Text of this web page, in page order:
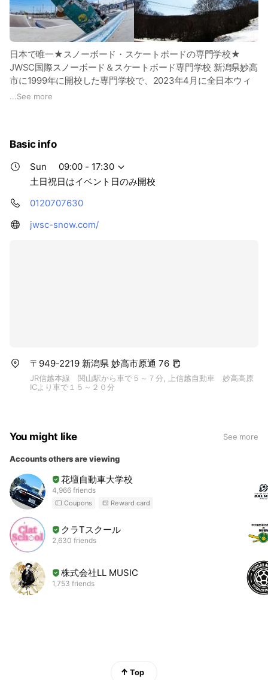
日本で唯一★スノーボード・スケートボードの専門学校★
JWSC国際スノーボード＆スケートボード専門学校 新潟県妙高
市に1999年に開校した専門学校で、2023年4月に全日本ウィ
ンタースポーツ専門学校から校名変更しました。
を、友だち限定で配信しています (･ิω･ิ)！
...See more
Basic info
Sun
09:00 - 17:30
土日祝日はイベント日のみ開校
0120707630
jwsc-snow.com/
〒949-2219 新潟県 妙高市原通 76
JR信越本線 関山駅から車で５～７分, 上信越自動車 妙高高原
ICより車で１５～２０分
You might like See more
Accounts others are viewing
花壇自動車大学校
4,966 friends
Coupons Reward card
クラTスクール
2,630 friends
株式会社LL MUSIC
1,753 friends
Top